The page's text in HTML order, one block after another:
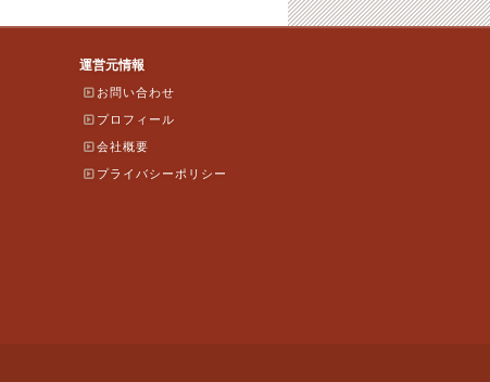
運営元情報
お問い合わせ
プロフィール
会社概要
プライバシーポリシー